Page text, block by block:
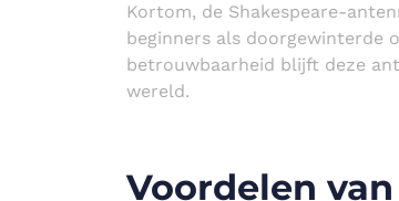
Kortom, de Shakespeare-
beginners als doorgewinterde
betrouwbaarheid blijft deze
wereld.
Voordelen